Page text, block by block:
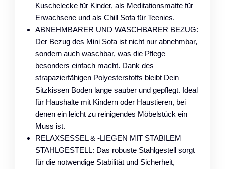
Kuschelecke für Kinder, als Meditationsmatte für
Erwachsene und als Chill Sofa für Teenies.
ABNEHMBARER UND WASCHBARER BEZUG:
Der Bezug des Mini Sofa ist nicht nur abnehmbar,
sondern auch waschbar, was die Pflege
besonders einfach macht. Dank des
strapazierfähigen Polyesterstoffs bleibt Dein
Sitzkissen Boden lange sauber und gepflegt. Ideal
für Haushalte mit Kindern oder Haustieren, bei
denen ein leicht zu reinigendes Möbelstück ein
Muss ist.
RELAXSESSEL & -LIEGEN MIT STABILEM
STAHLGESTELL: Das robuste Stahlgestell sorgt
für die notwendige Stabilität und Sicherheit,